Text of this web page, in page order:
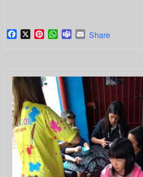
Facebook
X PinterestWhatsApp
TeamsEmail
Share